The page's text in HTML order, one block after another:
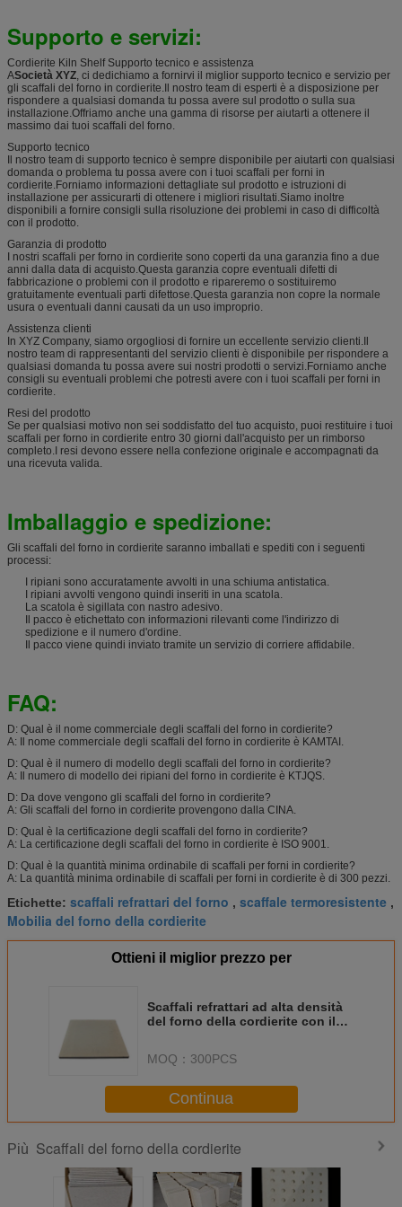
Supporto e servizi:
Cordierite Kiln Shelf Supporto tecnico e assistenza
ASocietà XYZ, ci dedichiamo a fornirvi il miglior supporto tecnico e servizio per
gli scaffali del forno in cordierite.Il nostro team di esperti è a disposizione per
rispondere a qualsiasi domanda tu possa avere sul prodotto o sulla sua
installazione.Offriamo anche una gamma di risorse per aiutarti a ottenere il
massimo dai tuoi scaffali del forno.
Supporto tecnico
Il nostro team di supporto tecnico è sempre disponibile per aiutarti con qualsiasi
domanda o problema tu possa avere con i tuoi scaffali per forni in
cordierite.Forniamo informazioni dettagliate sul prodotto e istruzioni di
installazione per assicurarti di ottenere i migliori risultati.Siamo inoltre
disponibili a fornire consigli sulla risoluzione dei problemi in caso di difficoltà
con il prodotto.
Garanzia di prodotto
I nostri scaffali per forno in cordierite sono coperti da una garanzia fino a due
anni dalla data di acquisto.Questa garanzia copre eventuali difetti di
fabbricazione o problemi con il prodotto e ripareremo o sostituiremo
gratuitamente eventuali parti difettose.Questa garanzia non copre la normale
usura o eventuali danni causati da un uso improprio.
Assistenza clienti
In XYZ Company, siamo orgogliosi di fornire un eccellente servizio clienti.Il
nostro team di rappresentanti del servizio clienti è disponibile per rispondere a
qualsiasi domanda tu possa avere sui nostri prodotti o servizi.Forniamo anche
consigli su eventuali problemi che potresti avere con i tuoi scaffali per forni in
cordierite.
Resi del prodotto
Se per qualsiasi motivo non sei soddisfatto del tuo acquisto, puoi restituire i tuoi
scaffali per forno in cordierite entro 30 giorni dall'acquisto per un rimborso
completo.I resi devono essere nella confezione originale e accompagnati da
una ricevuta valida.
Imballaggio e spedizione:
Gli scaffali del forno in cordierite saranno imballati e spediti con i seguenti
processi:
I ripiani sono accuratamente avvolti in una schiuma antistatica.
I ripiani avvolti vengono quindi inseriti in una scatola.
La scatola è sigillata con nastro adesivo.
Il pacco è etichettato con informazioni rilevanti come l'indirizzo di
spedizione e il numero d'ordine.
Il pacco viene quindi inviato tramite un servizio di corriere affidabile.
FAQ:
D: Qual è il nome commerciale degli scaffali del forno in cordierite?
A: Il nome commerciale degli scaffali del forno in cordierite è KAMTAI.
D: Qual è il numero di modello degli scaffali del forno in cordierite?
A: Il numero di modello dei ripiani del forno in cordierite è KTJQS.
D: Da dove vengono gli scaffali del forno in cordierite?
A: Gli scaffali del forno in cordierite provengono dalla CINA.
D: Qual è la certificazione degli scaffali del forno in cordierite?
A: La certificazione degli scaffali del forno in cordierite è ISO 9001.
D: Qual è la quantità minima ordinabile di scaffali per forni in cordierite?
A: La quantità minima ordinabile di scaffali per forni in cordierite è di 300 pezzi.
Etichette: scaffali refrattari del forno , scaffale termoresistente ,
Mobilia del forno della cordierite
Ottieni il miglior prezzo per
Scaffali refrattari ad alta densità
del forno della cordierite con il
MOQ： 300PCS
Continua
Più Scaffali del forno della cordierite